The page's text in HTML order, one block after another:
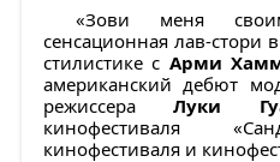
«Зови меня
сенсационная лав-стори
стилистике с Арми
американский дебют
режиссераЛуки
кинофестиваля
кинофестиваля и